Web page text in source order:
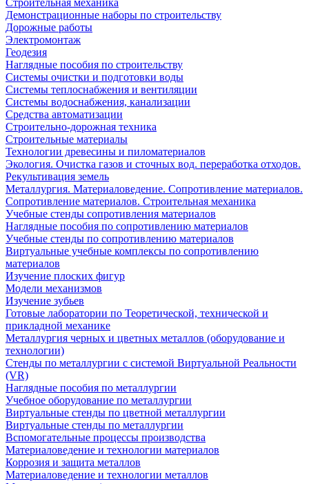
Cтроительная механика
Демонстрационные наборы по строительству
Дорожные работы
Электромонтаж
Геодезия
Наглядные пособия по строительству
Системы очистки и подготовки воды
Системы теплоснабжения и вентиляции
Системы водоснабжения, канализации
Средства автоматизации
Строительно-дорожная техника
Строительные материалы
Технологии древесины и пиломатериалов
Экология. Очистка газов и сточных вод. переработка отходов.
Рекультивация земель
Металлургия. Материаловедение. Сопротивление материалов.
Сопротивление материалов. Строительная механика
Учебные стенды сопротивления материалов
Наглядные пособия по сопротивлению материалов
Учебные стенды по сопротивлению материалов
Виртуальные учебные комплексы по сопротивлению
материалов
Изучение плоских фигур
Модели механизмов
Изучение зубьев
Готовые лаборатории по Теоретической, технической и
прикладной механике
Металлургия черных и цветных металлов (оборудование и
технологии)
Cтенды по металлургии с системой Виртуальной Реальности
(VR)
Наглядные пособия по металлургии
Учебное оборудование по металлургии
Виртуальные стенды по цветной металлургии
Виртуальные стенды по металлургии
Вспомогательные процессы производства
Материаловедение и технологии материалов
Коррозия и защита металлов
Материаловедение и технологии металлов